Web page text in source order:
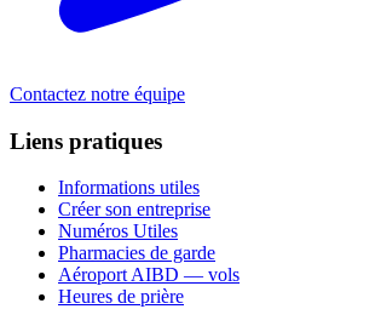
Contactez notre équipe
Liens pratiques
Informations utiles
Créer son entreprise
Numéros Utiles
Pharmacies de garde
Aéroport AIBD — vols
Heures de prière